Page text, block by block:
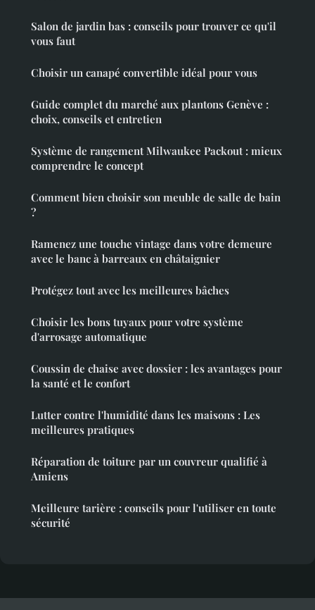
Salon de jardin bas : conseils pour trouver ce qu'il
vous faut
Choisir un canapé convertible idéal pour vous
Guide complet du marché aux plantons Genève :
choix, conseils et entretien
Système de rangement Milwaukee Packout : mieux
comprendre le concept
Comment bien choisir son meuble de salle de bain
?
Ramenez une touche vintage dans votre demeure
avec le banc à barreaux en châtaignier
Protégez tout avec les meilleures bâches
Choisir les bons tuyaux pour votre système
d'arrosage automatique
Coussin de chaise avec dossier : les avantages pour
la santé et le confort
Lutter contre l'humidité dans les maisons : Les
meilleures pratiques
Réparation de toiture par un couvreur qualifié à
Amiens
Meilleure tarière : conseils pour l'utiliser en toute
sécurité